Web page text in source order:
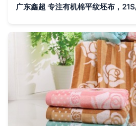
广东鑫超 专注有机棉平纹坯布，